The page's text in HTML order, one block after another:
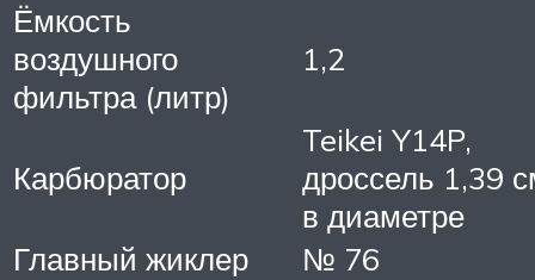
Ёмкость
воздушного
фильтра (литр)
1,2
Карбюратор
Teikei Y14P,
дроссель 1,39
в диаметре
Главный жиклер
№ 76